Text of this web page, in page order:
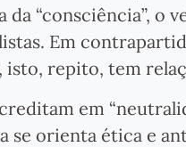
da “consciência”,
Em
repito, tem
em
se orienta ética e